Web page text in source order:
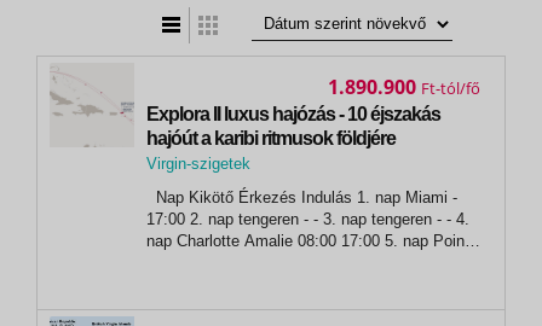
Explora II luxus hajózás - 10 éjszakás
hajóút a karibi ritmusok földjére
Virgin-szigetek
17:00 2. nap tengeren - - 3. nap tengeren - - 4.
nap Charlotte Amalie 08:00 17:00 5. nap Pointe
1.890.900 Ft